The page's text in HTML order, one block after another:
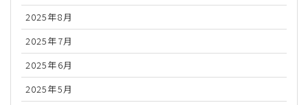
2025年8月
2025年7月
2025年6月
2025年5月